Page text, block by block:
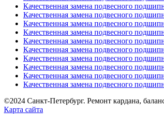
Качественная замена подвесного
Качественная замена подвесного
Качественная замена подвесного
Качественная замена подвесного
Качественная замена подвесного
Качественная замена подвесного
Качественная замена подвесного
Качественная замена подвесного
Качественная замена подвесного
Качественная замена подвесного
©2024 Санкт-Петербург. Ремонт кардана,
Карта сайта